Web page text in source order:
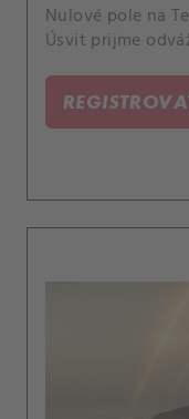
Nulové pole na
Úsvit prijme